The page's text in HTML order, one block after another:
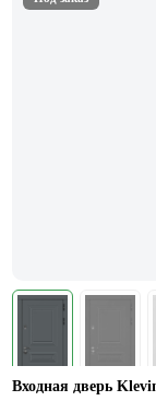
Входная дверь